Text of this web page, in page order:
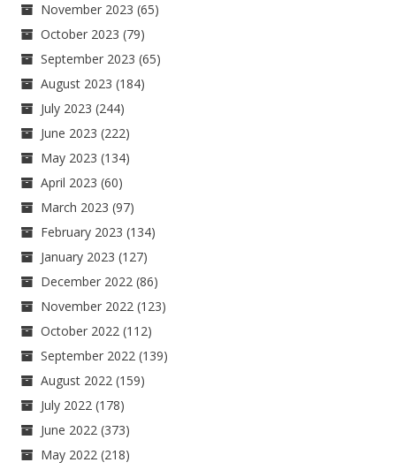
November 2023 (65)
October 2023 (79)
September 2023 (65)
August 2023 (184)
July 2023 (244)
June 2023 (222)
May 2023 (134)
April 2023 (60)
March 2023 (97)
February 2023 (134)
January 2023 (127)
December 2022 (86)
November 2022 (123)
October 2022 (112)
September 2022 (139)
August 2022 (159)
July 2022 (178)
June 2022 (373)
May 2022 (218)